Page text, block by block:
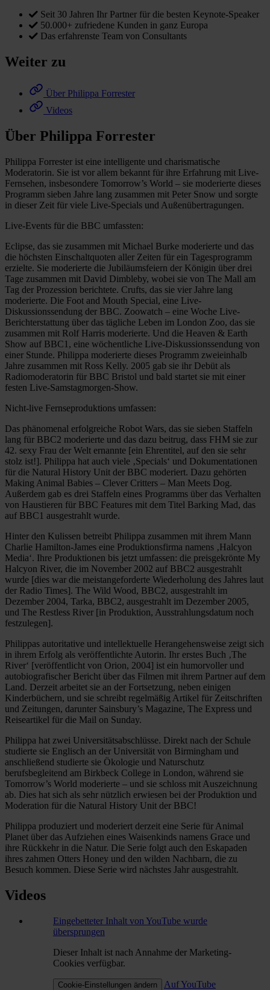
Seit 30 Jahren Ihr Partner für die besten Keynote-Speaker
50.000+ zufriedene Kunden in ganz Europa
Das erfahrenste Team von Consultants
Weiter zu
Über Philippa Forrester
Videos
Über Philippa Forrester
Philippa Forrester ist eine intelligente und charismatische
Moderatorin. Sie ist vor allem bekannt für ihre Erfahrung mit Live-
Fernsehen, insbesondere Tomorrow’s World – sie moderierte dieses
Programm sieben Jahre lang zusammen mit Peter Snow und sorgte
in dieser Zeit für viele Live-Specials und Außenübertragungen.
Live-Events für die BBC umfassten:
Eclipse, das sie zusammen mit Michael Burke moderierte und das
die höchsten Einschaltquoten aller Zeiten für ein Tagesprogramm
erzielte. Sie moderierte die Jubiläumsfeiern der Königin über drei
Tage zusammen mit David Dimbleby, wobei sie von The Mall am
Tag der Prozession berichtete. Crufts, das sie vier Jahre lang
moderierte. Die Foot and Mouth Special, eine Live-
Diskussionssendung der BBC. Zoowatch – eine Woche Live-
Berichterstattung über das tägliche Leben im London Zoo, das sie
zusammen mit Rolf Harris moderierte. Und die Heaven & Earth
Show auf BBC1, eine wöchentliche Live-Diskussionssendung von
einer Stunde. Philippa moderierte dieses Programm zweieinhalb
Jahre zusammen mit Ross Kelly. 2005 gab sie ihr Debüt als
Radiomoderatorin für BBC Bristol und bald startet sie mit einer
festen Live-Samstagmorgen-Show.
Nicht-live Fernseproduktions umfassen:
Das phänomenal erfolgreiche Robot Wars, das sie sieben Staffeln
lang für BBC2 moderierte und das dazu beitrug, dass FHM sie zur
42. sexy Frau der Welt ernannte [ein Ehrentitel, auf den sie sehr
stolz ist!]. Philippa hat auch viele ‚Specials‘ und Dokumentationen
für die Natural History Unit der BBC moderiert. Dazu gehörten
Making Animal Babies – Clever Critters – Man Meets Dog.
Außerdem gab es drei Staffeln eines Programms über das Verhalten
von Haustieren für BBC Features mit dem Titel Barking Mad, das
auf BBC1 ausgestrahlt wurde.
Hinter den Kulissen betreibt Philippa zusammen mit ihrem Mann
Charlie Hamilton-James eine Produktionsfirma namens ‚Halcyon
Media‘. Ihre Produktionen bis jetzt umfassen: die preisgekrönte My
Halcyon River, die im November 2002 auf BBC2 ausgestrahlt
wurde [dies war die meistangeforderte Wiederholung des Jahres laut
der Radio Times]. The Wild Wood, BBC2, ausgestrahlt im
Dezember 2004, Tarka, BBC2, ausgestrahlt im Dezember 2005,
und The Restless River [in Produktion, Ausstrahlungsdatum noch
festzulegen].
Philippas autoritative und intellektuelle Herangehensweise zeigt sich
in ihrem Erfolg als veröffentlichte Autorin. Ihr erstes Buch ‚The
River‘ [veröffentlicht von Orion, 2004] ist ein humorvoller und
autobiografischer Bericht über das Filmen mit ihrem Partner auf dem
Land. Derzeit arbeitet sie an der Fortsetzung, neben einigen
Kinderbüchern, und sie schreibt regelmäßig Artikel für Zeitschriften
und Zeitungen, darunter Sainsbury’s Magazine, The Express und
Reiseartikel für die Mail on Sunday.
Philippa hat zwei Universitätsabschlüsse. Direkt nach der Schule
studierte sie Englisch an der Universität von Birmingham und
anschließend studierte sie Ökologie und Naturschutz
berufsbegleitend am Birkbeck College in London, während sie
Tomorrow’s World moderierte – und sie schloss mit Auszeichnung
ab. Dies hat sich als sehr nützlich erwiesen bei der Produktion und
Moderation für die Natural History Unit der BBC!
Philippa produziert und moderiert derzeit eine Serie für Animal
Planet über das Aufziehen eines Waisenkinds namens Grace und
ihre Rückkehr in die Natur. Die Serie folgt auch den Eskapaden
ihres zahmen Otters Honey und den wilden Nachbarn, die zu
Besuch kommen. Diese Serie wird nächstes Jahr ausgestrahlt.
Videos
Eingebetteter Inhalt von YouTube wurde
übersprungen
Dieser Inhalt ist nach Annahme der Marketing-
Cookies verfügbar.
Cookie-Einstellungen ändern
Auf YouTube